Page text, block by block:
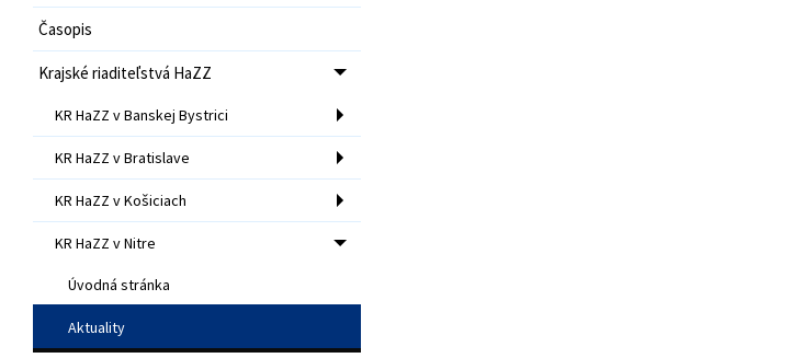
Časopis
Krajské riaditeľstvá HaZZ
KR HaZZ v Banskej Bystrici
KR HaZZ v Bratislave
KR HaZZ v Košiciach
KR HaZZ v Nitre
Úvodná stránka
Aktuality